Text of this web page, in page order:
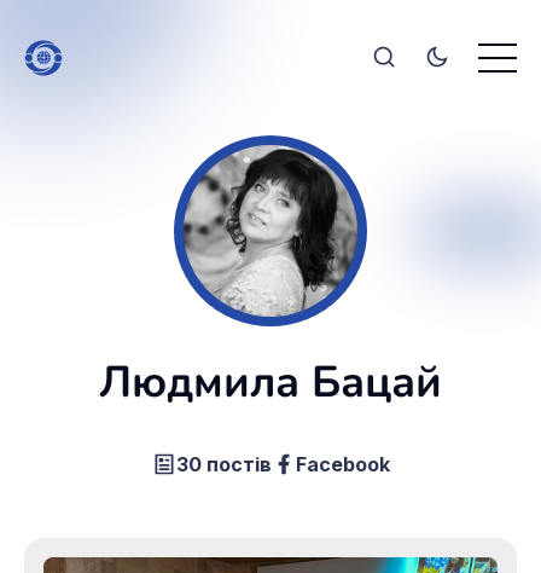
Людмила Бацай
30 постів Facebook